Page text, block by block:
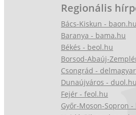
Regionális
Bács-Kiskun - baon.hu
Baranya - bama.hu
Békés - beol.hu
Borsod-Abaúj-
Csongrád -
Dunaújváros - duol.hu
Fejér - feol.hu
Győr-Moson-Sopron